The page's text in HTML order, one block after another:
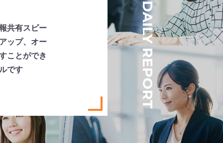
共有スピー
ップ、オー
ことができ
です
DAILY REPORT